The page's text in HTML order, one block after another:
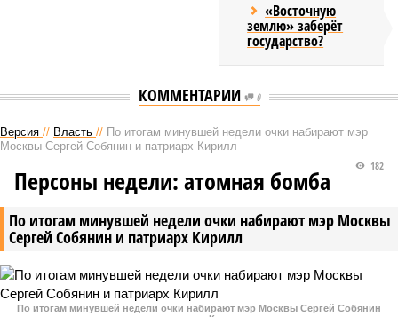
«Восточную
землю» заберёт
государство?
КОММЕНТАРИИ 0
Версия // Власть // По итогам минувшей недели очки набирают мэр
Москвы Сергей Собянин и патриарх Кирилл
По итогам минувшей недели очки набирают мэр Москвы
Сергей Собянин и патриарх Кирилл
182
Персоны недели: атомная бомба
По итогам минувшей недели очки набирают мэр Москвы Сергей Собянин